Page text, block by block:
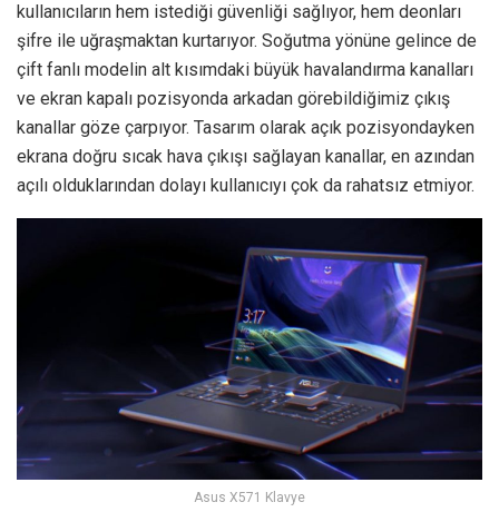
kullanıcıların hem istediği güvenliği sağlıyor, hem deonları
şifre ile uğraşmaktan kurtarıyor. Soğutma yönüne gelince de
çift fanlı modelin alt kısımdaki büyük havalandırma kanalları
ve ekran kapalı pozisyonda arkadan görebildiğimiz çıkış
kanallar göze çarpıyor. Tasarım olarak açık pozisyondayken
ekrana doğru sıcak hava çıkışı sağlayan kanallar, en azından
açılı olduklarından dolayı kullanıcıyı çok da rahatsız etmiyor.
Asus X571 Klavye